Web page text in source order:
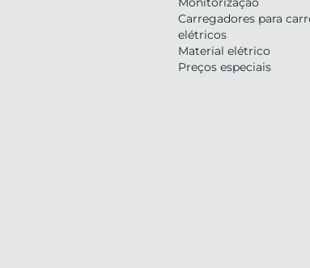
Carregadores para
elétricos
Material elétrico
Preços especiais